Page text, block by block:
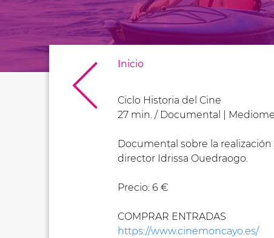
Inicio
Ciclo Historia del Cine
27 min. / Documental |
Documental sobre la
director Idrissa Ouedraogo.
Precio: 6 €
COMPRAR ENTRADAS
https://www.cinemoncayo.es/